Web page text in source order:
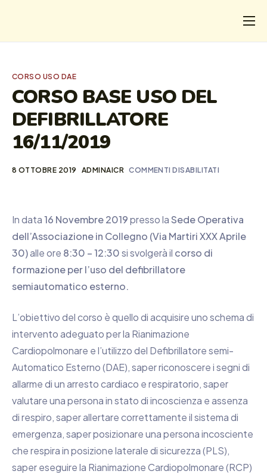
CHI
I SALVATI
FORMAZIONE
PROGETTI
NEWS
CORSO USO DAE
CORSO BASE USO DEL
DEFIBRILLATORE
16/11/2019
8 OTTOBRE 2019 ADMINAICR COMMENTI DISABILITATI
In data16 Novembre 2019presso laSede Operativa
dell’Associazione in Collegno (Via Martiri XXX Aprile
30)alle ore 8:30 – 12:30si svolgerà il corso di
formazione per l’uso del defibrillatore
semiautomatico esterno.
L’obiettivo del corso è quello di acquisire uno schema di
intervento adeguato per la Rianimazione
Cardiopolmonare e l’utilizzo del Defibrillatore semi-
Automatico Esterno (DAE), saper riconoscere i segni di
allarme di un arresto cardiaco e respiratorio, saper
valutare una persona in stato di incoscienza e assenza
di respiro, saper allertare correttamente il sistema di
emergenza, saper posizionare una persona incosciente
che respira in posizione laterale di sicurezza (PLS),
saper eseguire la Rianimazione Cardiopolmonare (RCP)